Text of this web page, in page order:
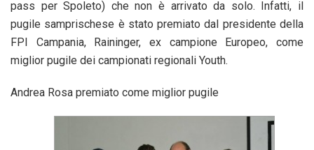
pass per Spoleto) che non è arrivato da solo. Infatti, il
pugile samprischese è stato premiato dal presidente della
FPI Campania, Raininger, ex campione Europeo, come
miglior pugile dei campionati regionali Youth.
Andrea Rosa premiato come miglior pugile